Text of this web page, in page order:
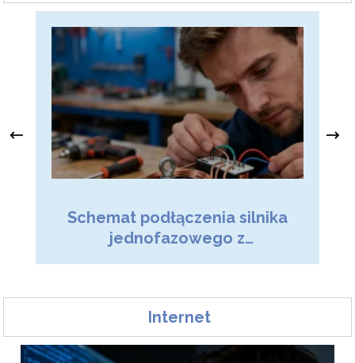
Schemat podłączenia silnika
jednofazowego z
Internet